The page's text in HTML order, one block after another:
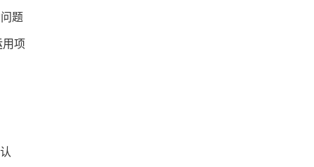
题
项